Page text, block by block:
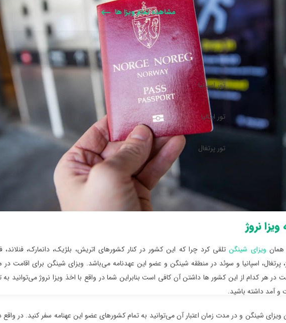
مشاهده تمام ویزا ها
تور اسپانیا
تور ایتالیا
تور پرتغال
نروژ
همان ویزای شینگنتلقی کرد چرا که این کشور در کنار کشورهای اتریش، بلژیک، دانمارک، فنلاند،
پرتغال، اسپانیا و سوئد در منطقه شینگن و عضو این عهدنامه می‌باشد. ویزای شینگن برای اقامت
در هر کدام از این کشور ها داشتن آن کافی است بنابراین شما در واقع با اخذ ویزا نروژ می‌توانید
آمد داشته باشید.
ویزای شینگن و در مدت زمان اعتبار آن می‌توانید به تمام کشورهای عضو این عهنامه سفر کنید. در